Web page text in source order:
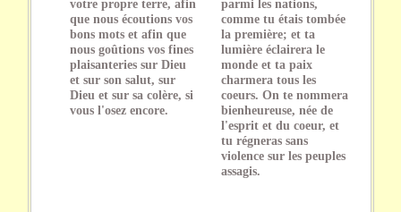
votre propre terre, afin
que nous écoutions vos
bons mots et afin que
nous goûtions vos fines
plaisanteries sur Dieu
et sur son salut, sur
Dieu et sur sa colère, si
vous l'osez encore.
parmi les nations,
comme tu étais tombée
la première; et ta
lumière éclairera le
monde et ta paix
charmera tous les
coeurs. On te nommera
bienheureuse, née de
l'esprit et du coeur, et
tu régneras sans
violence sur les peuples
assagis.